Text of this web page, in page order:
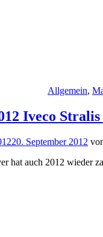
Allgemein,
Iveco
20. September 2012
hat auch 2012 wieder